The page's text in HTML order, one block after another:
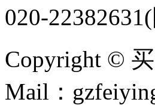
020-
Copyright ©
Mail：